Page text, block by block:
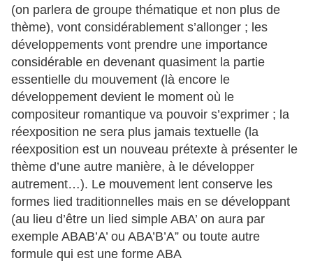
(on parlera de groupe thématique et non plus de
thème), vont considérablement s’allonger ; les
développements vont prendre une importance
considérable en devenant quasiment la partie
essentielle du mouvement (là encore le
développement devient le moment où le
compositeur romantique va pouvoir s’exprimer ; la
réexposition ne sera plus jamais textuelle (la
réexposition est un nouveau prétexte à présenter le
thème d’une autre manière, à le développer
autrement…). Le mouvement lent conserve les
formes lied traditionnelles mais en se développant
(au lieu d’être un lied simple ABA’ on aura par
exemple ABAB’A’ ou ABA’B’A” ou toute autre
formule qui est une forme ABA